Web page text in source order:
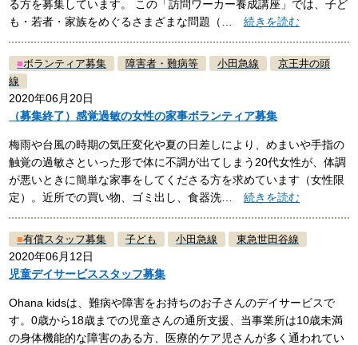
る方を募集しています。 この「訪問ワーカー養成講座」では、子ど
も・若者・家族をめぐるさまざまな問題（…続きを読む
■ボランティア募集 障害者・難病等 小田急線
京王井の頭
線
2020年06月20日
（募集終了）感覚過敏の女性の家事ボランティア募集
梅雨や台風の時期の気圧変化や夏の日差しにより、めまいや手指の
触覚の過敏さといった形で体に不調が出てしまう20代女性が、体調
が悪いときに簡単な家事をしてくださる方を求めています（女性限
定）。近所での買い物、ゴミ出し、食器洗…続きを読む
■有償スタッフ募集 子ども 小田急線 東急世田谷線
2020年06月12日
児童デイサービススタッフ募集
Ohana kidsは、難病や障害をお持ちのお子さんのデイサービスで
す。0歳から18歳までの児童さんの通所支援、当事業所は10歳未満
の身体機能的な障害のある方、医療的ケア児さんが多く通われてい